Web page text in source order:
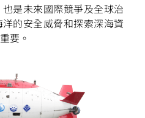
是未來國際競爭及全球治
的安全威脅和探索深海資
要。
媒體，緊貼最新資訊！